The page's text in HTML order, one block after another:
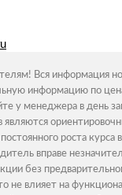
Вся информация
информацию по
у менеджера в день
являются
роста курса
вправе
без
не влияет на